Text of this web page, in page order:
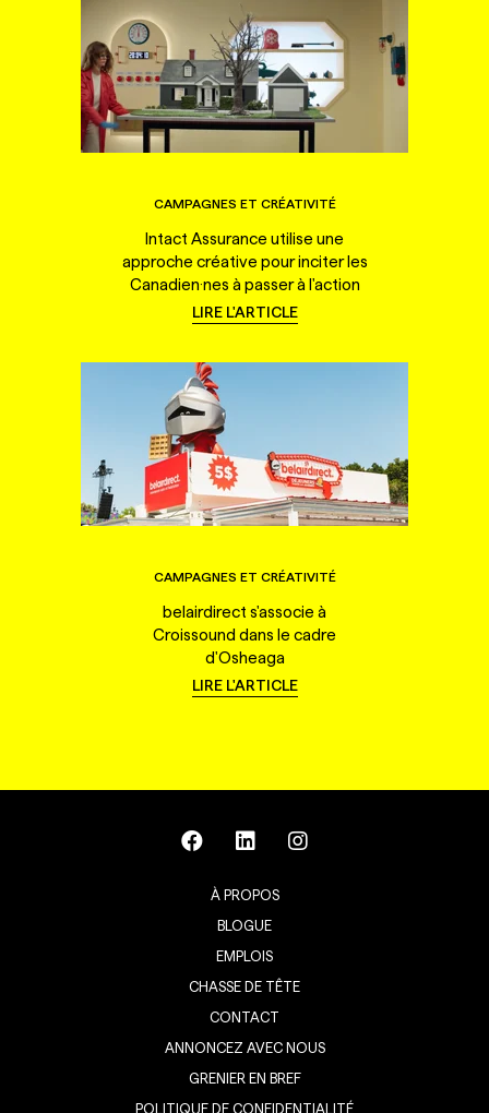
CAMPAGNES ET CRÉATIVITÉ
Intact Assurance utilise une
approche créative pour inciter les
Canadien·nes à passer à l'action
LIRE L'ARTICLE
CAMPAGNES ET CRÉATIVITÉ
belairdirect s'associe à
Croissound dans le cadre
d'Osheaga
LIRE L'ARTICLE
À PROPOS
BLOGUE
EMPLOIS
CHASSE DE TÊTE
CONTACT
ANNONCEZ AVEC NOUS
GRENIER EN BREF
POLITIQUE DE CONFIDENTIALITÉ